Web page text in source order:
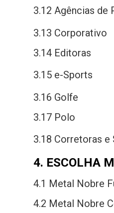
3.12 Agências de
3.13 Corporativo
3.14 Editoras
3.15 e-Sports
3.16 Golfe
3.17 Polo
3.18 Corretoras e
4. ESCOLHA
4.1 Metal Nobre
4.2 Metal Nobre